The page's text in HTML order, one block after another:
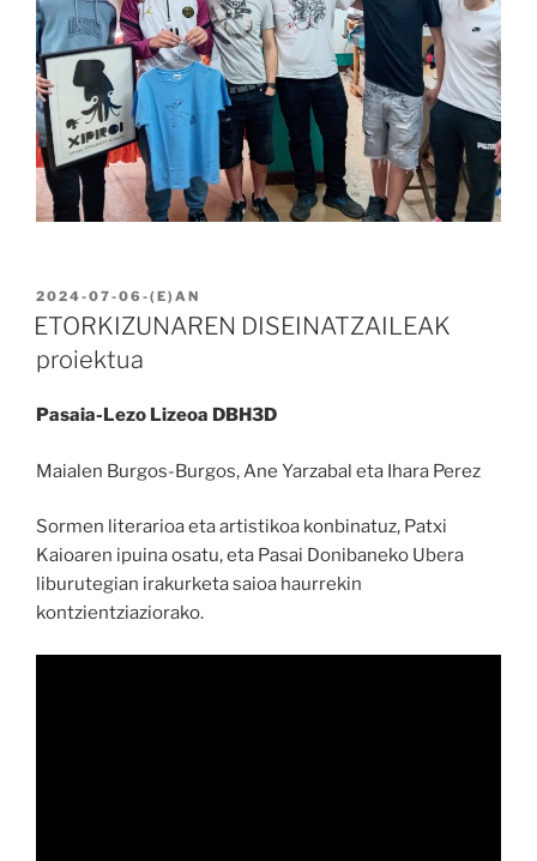
2024-07-06-(E)AN
ETORKIZUNAREN DISEINATZAILEAK
proiektua
Pasaia-Lezo Lizeoa DBH3D
Maialen Burgos-Burgos, Ane Yarzabal eta Ihara Perez
Sormen literarioa eta artistikoa konbinatuz, Patxi
Kaioaren ipuina osatu, eta Pasai Donibaneko Ubera
liburutegian irakurketa saioa haurrekin
kontzientziaziorako.